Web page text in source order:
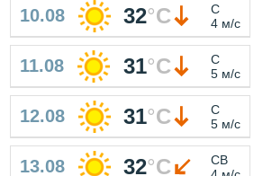
10.08 32°C
С
4 м/с
11.08 31°C
С
5 м/с
12.08 31°C
С
5 м/с
13.08 32°C
СВ